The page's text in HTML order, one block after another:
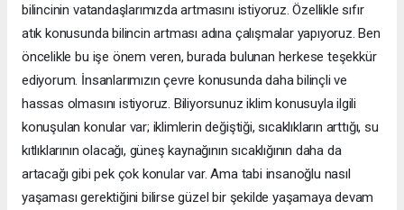
bilincinin vatandaşlarımızda artmasını istiyoruz. Özellikle sıfır
atık konusunda bilincin artması adına çalışmalar yapıyoruz. Ben
öncelikle bu işe önem veren, burada bulunan herkese teşekkür
ediyorum. İnsanlarımızın çevre konusunda daha bilinçli ve
hassas olmasını istiyoruz. Biliyorsunuz iklim konusuyla ilgili
konuşulan konular var; iklimlerin değiştiği, sıcaklıkların arttığı, su
kıtlıklarının olacağı, güneş kaynağının sıcaklığının daha da
artacağı gibi pek çok konular var. Ama tabi insanoğlu nasıl
yaşaması gerektiğini bilirse güzel bir şekilde yaşamaya devam